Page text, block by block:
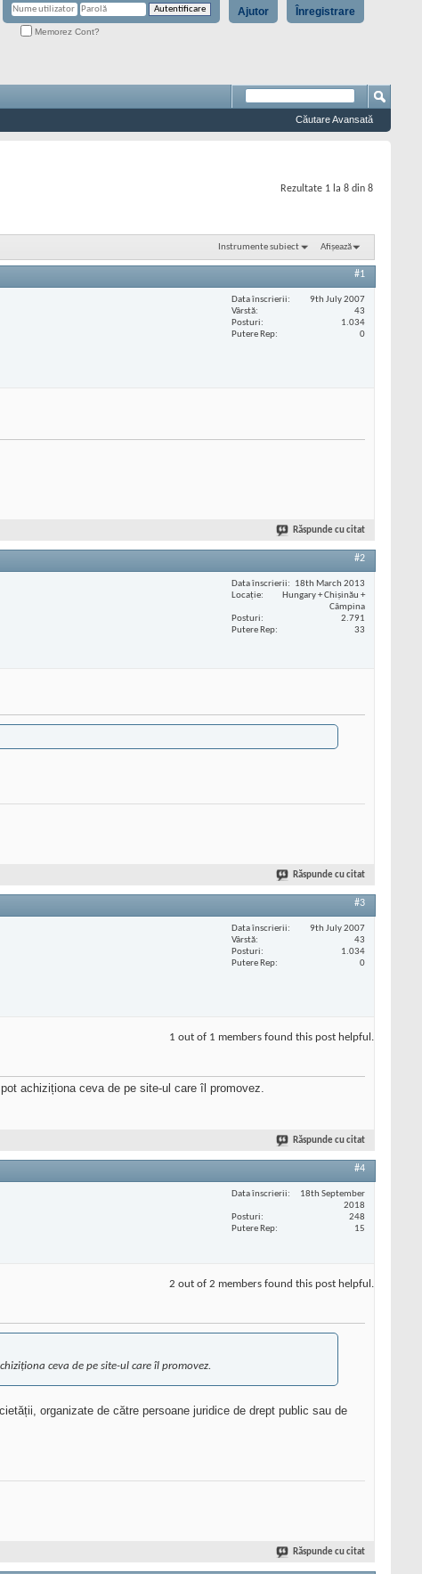
Înregistrare
Ajutor
Memorez Cont?
Căutare Avansată
Rezultate 1 la 8 din 8
Instrumente subiect Afișează
#1
Data înscrierii
9th July 2007
Vârstă
43
Posturi
1.034
Putere Rep
0
Răspunde cu citat
#2
Data înscrierii
18th March 2013
Locaţie
Hungary + Chișinău +
Câmpina
Posturi
2.791
Putere Rep
33
Răspunde cu citat
#3
Data înscrierii
9th July 2007
Vârstă
43
Posturi
1.034
Putere Rep
0
1 out of 1 members found this post helpful.
achiziționa ceva de pe site-ul care îl promovez.
Răspunde cu citat
#4
Data înscrierii
18th September
2018
Posturi
248
Putere Rep
15
2 out of 2 members found this post helpful.
ceva de pe site-ul care îl promovez.
organizate de către persoane juridice de drept public sau de
Răspunde cu citat